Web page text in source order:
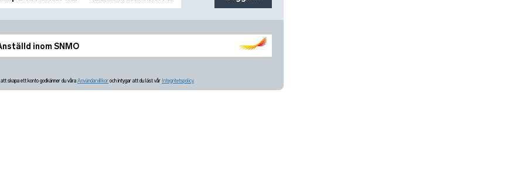
inom SNMO
skapa ett konto godkänner du våra Användarvillkor och intygar att du läst vår Integritetspolicy.